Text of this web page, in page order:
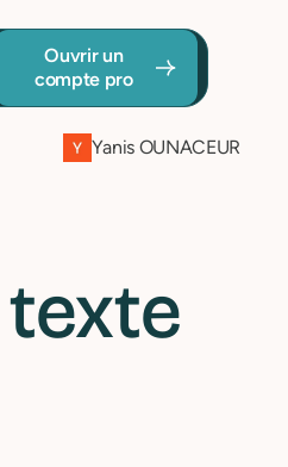
Ouvrir un
compte pro
Yanis OUNACEUR
texte